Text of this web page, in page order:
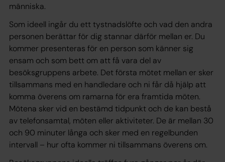
människa.
Som ideell ingår du ett tystnadslöfte och vad den andra
personen berättar för dig stannar därför mellan er. Du
kommer presenteras för en person som känner sig
ensam och som bett om att få vara del av
besöksgruppens arbete. Det första mötet mellan er sker
tillsammans med en handledare och ni får då hjälp att
komma överens om ramarna för era framtida möten.
Mötena sker vid en bestämd tidpunkt och de kan bestå
av telefonsamtal, möten eller aktiviteter. De är mellan 30
och 90 minuter långa och sker med en regelbunden
intervall – hur ofta kommer ni tillsammans överens om.